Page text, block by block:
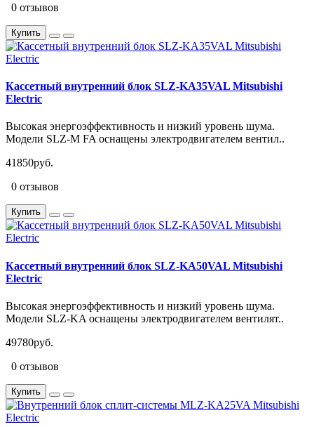
0 отзывов
Купить
Кассетный внутренний блок SLZ-KA35VAL Mitsubishi
Electric
Высокая энергоэффективность и низкий уровень шума.
Модели SLZ-M FA оснащены электродвигателем вентил..
41850руб.
0 отзывов
Купить
Кассетный внутренний блок SLZ-KA50VAL Mitsubishi
Electric
Высокая энергоэффективность и низкий уровень шума.
Модели SLZ-KA оснащены электродвигателем вентилят..
49780руб.
0 отзывов
Купить